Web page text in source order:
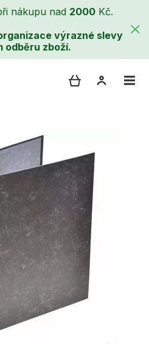
nákupu nad 2000 Kč.
výrazné slevy
odběru zboží.